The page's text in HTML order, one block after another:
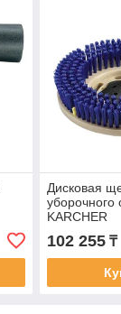
Дисковая
уборочного
KARCHER
102 255₸